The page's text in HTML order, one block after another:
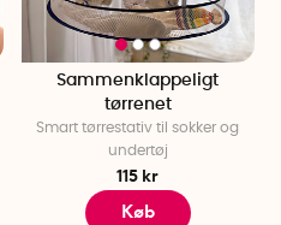
Sammenklappeligt
tørrenet
Smart tørrestativ til sokker og
undertøj
115 kr
Køb